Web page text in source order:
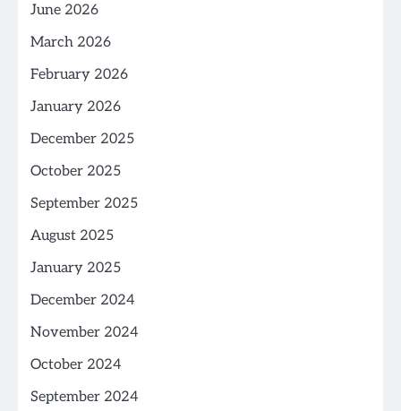
June 2026
March 2026
February 2026
January 2026
December 2025
October 2025
September 2025
August 2025
January 2025
December 2024
November 2024
October 2024
September 2024